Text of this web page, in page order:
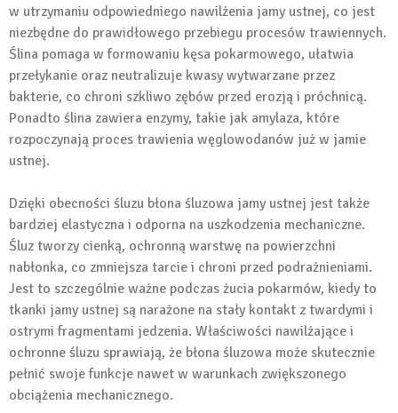
w utrzymaniu odpowiedniego nawilżenia jamy ustnej, co jest
niezbędne do prawidłowego przebiegu procesów trawiennych.
Ślina pomaga w formowaniu kęsa pokarmowego, ułatwia
przełykanie oraz neutralizuje kwasy wytwarzane przez
bakterie, co chroni szkliwo zębów przed erozją i próchnicą.
Ponadto ślina zawiera enzymy, takie jak amylaza, które
rozpoczynają proces trawienia węglowodanów już w jamie
ustnej.
Dzięki obecności śluzu błona śluzowa jamy ustnej jest także
bardziej elastyczna i odporna na uszkodzenia mechaniczne.
Śluz tworzy cienką, ochronną warstwę na powierzchni
nabłonka, co zmniejsza tarcie i chroni przed podrażnieniami.
Jest to szczególnie ważne podczas żucia pokarmów, kiedy to
tkanki jamy ustnej są narażone na stały kontakt z twardymi i
ostrymi fragmentami jedzenia. Właściwości nawilżające i
ochronne śluzu sprawiają, że błona śluzowa może skutecznie
pełnić swoje funkcje nawet w warunkach zwiększonego
obciążenia mechanicznego.